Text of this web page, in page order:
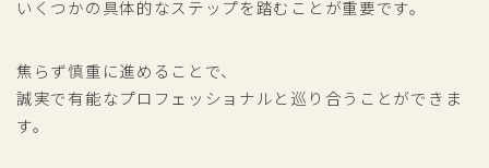
いくつかの具体的なステップを踏むことが重要です。
焦らず慎重に進めることで、
誠実で有能なプロフェッショナルと巡り合うことができま
す。